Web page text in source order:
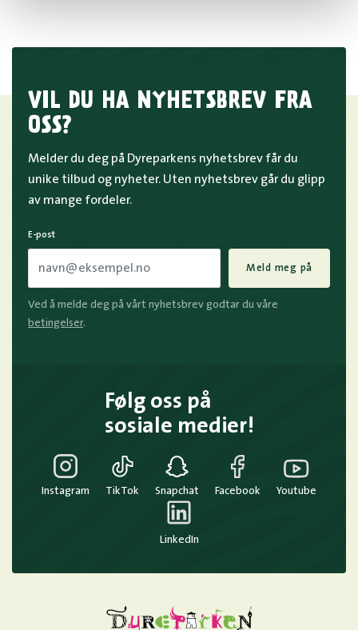
VIL DU HA NYHETSBREV FRA
OSS?
Melder du deg på Dyreparkens nyhetsbrev får du
unike tilbud og nyheter. Uten nyhetsbrev går du glipp
av mange fordeler.
E-post
Meld meg på
Ved å melde deg på vårt nyhetsbrev godtar du våre
betingelser.
Følg oss på
sosiale medier!
Instagram TikTok Snapchat Facebook Youtube
LinkedIn